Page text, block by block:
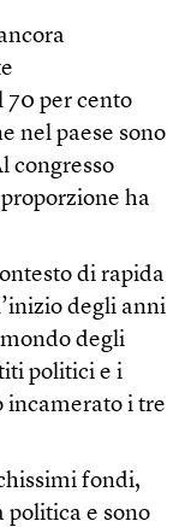
70 per cento
nel paese sono
congresso
ha
di rapida
degli anni
degli
politici e i
incamerato i tre
fondi,
politica e sono